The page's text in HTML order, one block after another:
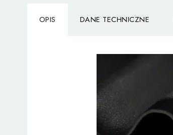
OPIS DANE TECHNICZNE